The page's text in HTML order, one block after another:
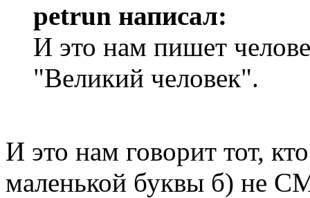
petrun написал:
И это нам пишет
"Великий человек".
И это нам говорит тот,
маленькой буквы б) не